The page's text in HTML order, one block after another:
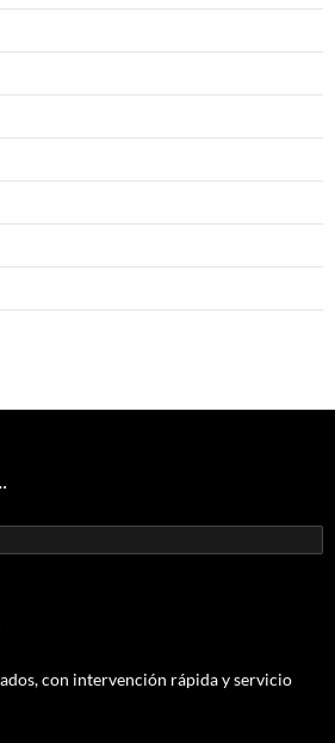
con intervención rápida y servicio